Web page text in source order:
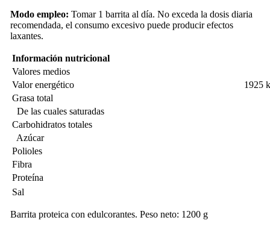
Modo empleo: Tomar 1 barrita al día. No exceda la dosis diaria
recomendada, el consumo excesivo puede producir efectos
laxantes.
Información nutricional
Valores medios
Valor energético
1925
Grasa total
De las cuales saturadas
Carbohidratos totales
Azúcar
Polioles
Fibra
Proteína
Sal
Barrita proteica con edulcorantes. Peso neto: 1200 g